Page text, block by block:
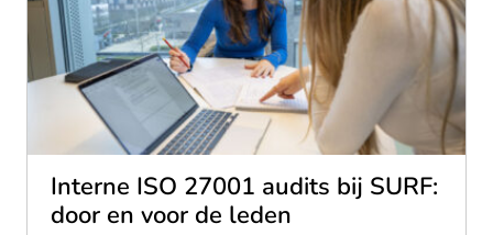
Interne ISO 27001 audits bij SURF:
door en voor de leden